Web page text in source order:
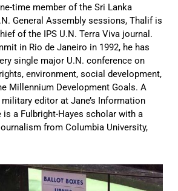
time member of the Sri Lanka
General Assembly sessions, Thalif is
of the IPS U.N. Terra Viva journal.
in Rio de Janeiro in 1992, he has
single major U.N. conference on
environment, social development,
Millennium Development Goals. A
editor at Jane’s Information
is a Fulbright-Hayes scholar with a
from Columbia University,